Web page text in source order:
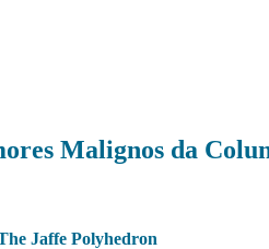
Malignos da
Jaffe Polyhedron